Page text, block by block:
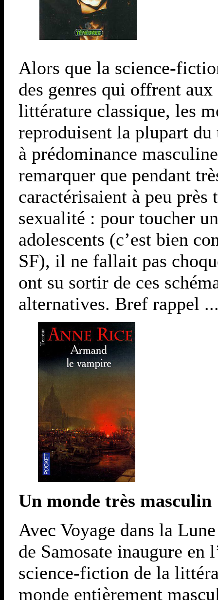
Alors que la science-
des genres qui offrent
littérature classique, les
reproduisent la plupart du
à prédominance
remarquer que pendant
caractérisaient à peu près
sexualité : pour toucher
adolescents (c’est bien
SF), il ne fallait pas
ont su sortir de ces
alternatives. Bref rappel
Un monde très masculin
Avec Voyage dans la
de Samosate inaugure en
science-fiction de la
monde entièrement